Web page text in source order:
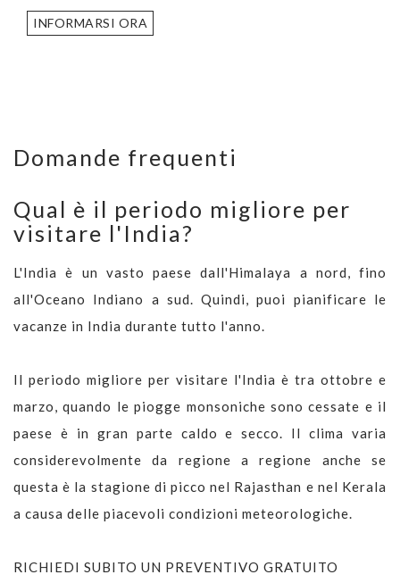
INFORMARSI ORA
Domande frequenti
Qual è il periodo migliore per
visitare l'India?
L'India è un vasto paese dall'Himalaya a nord, fino
all'Oceano Indiano a sud. Quindi, puoi pianificare le
vacanze in India durante tutto l'anno.
Il periodo migliore per visitare l'India è tra ottobre e
marzo, quando le piogge monsoniche sono cessate e il
paese è in gran parte caldo e secco. Il clima varia
considerevolmente da regione a regione anche se
questa è la stagione di picco nel Rajasthan e nel Kerala
a causa delle piacevoli condizioni meteorologiche.
RICHIEDI SUBITO UN PREVENTIVO GRATUITO